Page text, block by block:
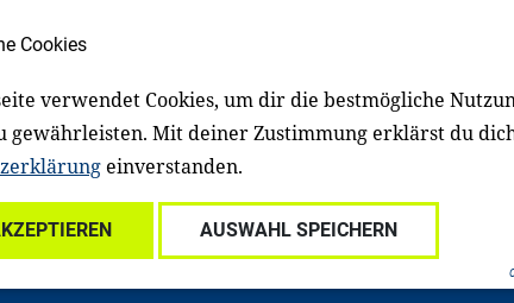
gezielt an Familien sowie an Erzieher*innen,
Dafür arbeiten wir eng mit
Unternehmen und anderen Stiftungen
Über uns Spenden Für Familien
Einrichtungen
Für freiwillig Engagierte
Cookies
verwendet Cookies, um dir die bestmögliche
gewährleisten. Mit deiner Zustimmung erklärst du
einverstanden.
AUSWAHL SPEICHERN